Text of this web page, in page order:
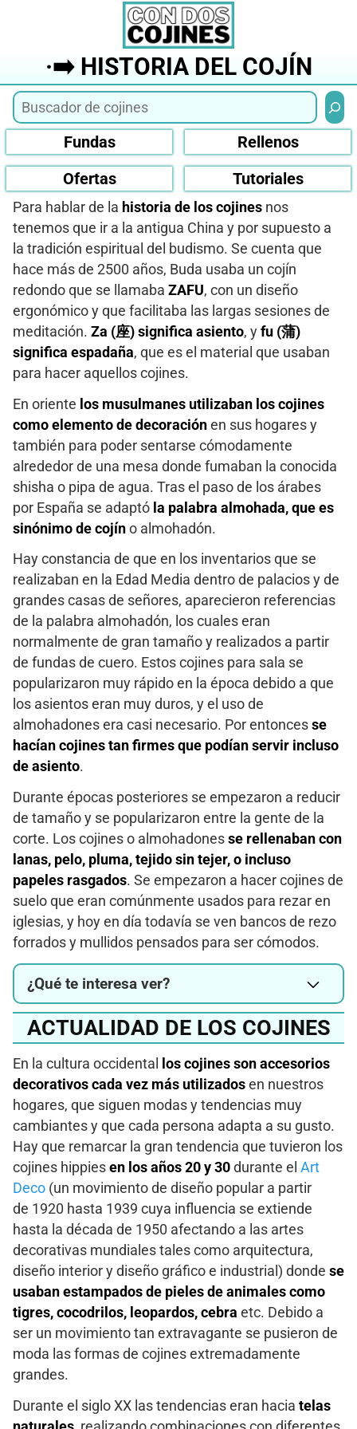
·➡️ HISTORIA DEL COJÍN
Fundas
Rellenos
Ofertas
Tutoriales
Para hablar de la historia de los cojines nos
tenemos que ir a la antigua China y por supuesto a
la tradición espiritual del budismo. Se cuenta que
hace más de 2500 años, Buda usaba un cojín
redondo que se llamaba ZAFU, con un diseño
ergonómico y que facilitaba las largas sesiones de
meditación. Za (座) significa asiento, y fu (蒲)
significa espadaña, que es el material que usaban
para hacer aquellos cojines.
En oriente los musulmanes utilizaban los cojines
como elemento de decoración en sus hogares y
también para poder sentarse cómodamente
alrededor de una mesa donde fumaban la conocida
shisha o pipa de agua. Tras el paso de los árabes
por España se adaptó la palabra almohada, que es
sinónimo de cojín o almohadón.
Hay constancia de que en los inventarios que se
realizaban en la Edad Media dentro de palacios y de
grandes casas de señores, aparecieron referencias
de la palabra almohadón, los cuales eran
normalmente de gran tamaño y realizados a partir
de fundas de cuero. Estos cojines para sala se
popularizaron muy rápido en la época debido a que
los asientos eran muy duros, y el uso de
almohadones era casi necesario. Por entonces se
hacían cojines tan firmes que podían servir incluso
de asiento.
Durante épocas posteriores se empezaron a reducir
de tamaño y se popularizaron entre la gente de la
corte. Los cojines o almohadones se rellenaban con
lanas, pelo, pluma, tejido sin tejer, o incluso
papeles rasgados. Se empezaron a hacer cojines de
suelo que eran comúnmente usados para rezar en
iglesias, y hoy en día todavía se ven bancos de rezo
forrados y mullidos pensados para ser cómodos.
¿Qué te interesa ver?
ACTUALIDAD DE LOS COJINES
En la cultura occidental
los cojines son accesorios
decorativos cada vez más utilizados en nuestros
hogares, que siguen modas y tendencias muy
cambiantes y que cada persona adapta a su gusto.
Hay que remarcar la gran tendencia que tuvieron los
cojines hippies en los años 20 y 30 durante el Art
Deco (un movimiento de diseño popular a partir
de 1920 hasta 1939 cuya influencia se extiende
hasta la década de 1950 afectando a las artes
decorativas mundiales tales como arquitectura,
diseño interior y diseño gráfico e industrial) donde se
usaban estampados de pieles de animales como
tigres, cocodrilos, leopardos, cebra etc. Debido a
ser un movimiento tan extravagante se pusieron de
moda las formas de cojines extremadamente
grandes.
Durante el siglo XX las tendencias eran hacia telas